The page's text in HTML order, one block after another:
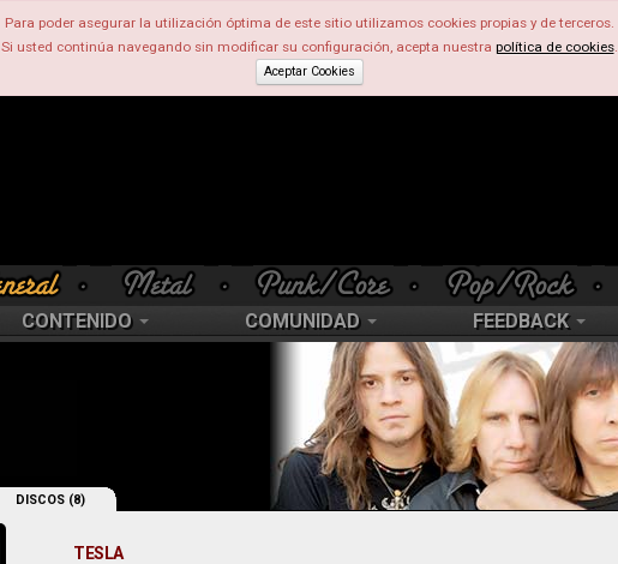
Para poder asegurar la utilización óptima de este sitio utilizamos cookies propias y de terceros.
Si usted continúa navegando sin modificar su configuración, acepta nuestra política de cookies.
Aceptar Cookies
CONTENIDO COMUNIDAD FEEDBACK
DISCOS (8)
TESLA